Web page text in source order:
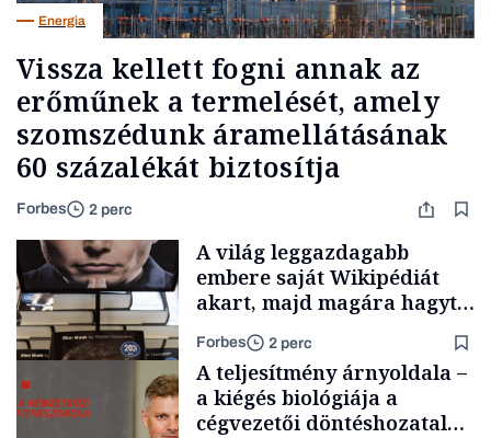
Energia
Vissza kellett fogni annak az
erőműnek a termelését, amely
szomszédunk áramellátásának
60 százalékát biztosítja
Forbes 2 perc
A világ leggazdagabb
embere saját Wikipédiát
akart, majd magára hagyta.
Most milliók olvasnak
ellenőrizetlen
információkat
Forbes 2 perc
A teljesítmény árnyoldala –
a kiégés biológiája a
cégvezetői döntéshozatal